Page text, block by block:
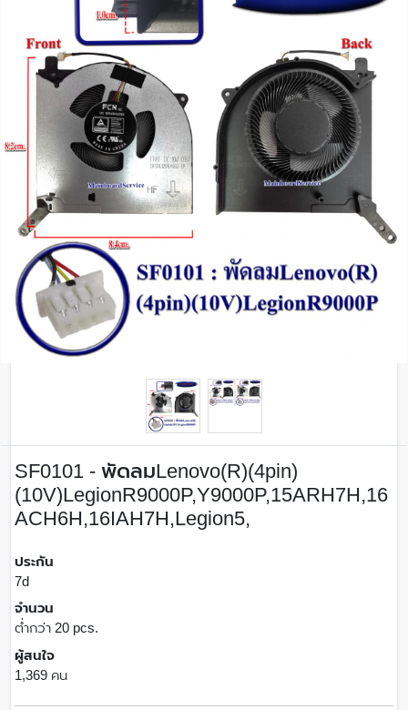
SF0101 - พัดลมLenovo(R)(4pin)
(10V)LegionR9000P,Y9000P,15ARH7H,16
ACH6H,16IAH7H,Legion5,
ประกัน
7d
จำนวน
ต่ำกว่า 20 pcs.
ผู้สนใจ
1,369 คน